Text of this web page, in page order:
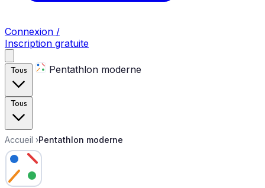
Connexion /
Inscription gratuite
Tous Pentathlon moderne
Tous
Accueil ›Pentathlon moderne